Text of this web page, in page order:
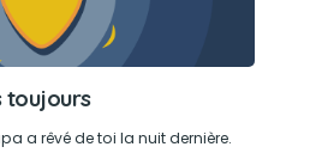
toujours
a rêvé de toi la nuit dernière.